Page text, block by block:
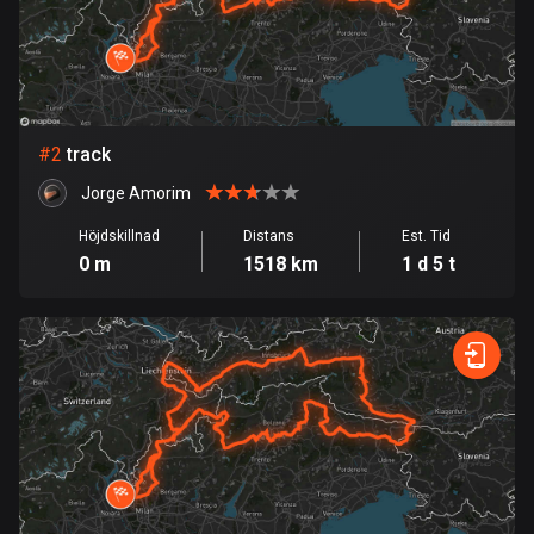
Bahrain
17 rutter
Bangladesh
409 rutter
15 rutter
Belarus
Belgien
4919 rutter
Belize
17 rutter
Bhutan
3 rutter
#2 track
Jorge Amorim
Höjdskillnad
0 m
Distans
1518 km
Est. Tid
1 d 5 t